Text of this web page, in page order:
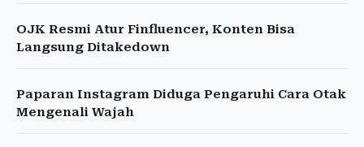
OJK Resmi Atur Finfluencer, Konten Bisa
Langsung Ditakedown
Paparan Instagram Diduga Pengaruhi Cara Otak
Mengenali Wajah